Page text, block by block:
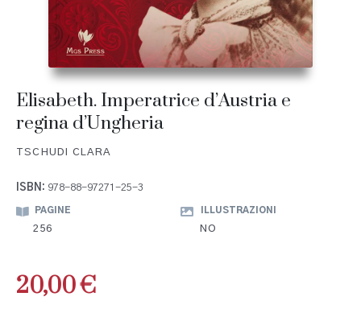
Elisabeth. Imperatrice d’Austria e
regina d’Ungheria
TSCHUDI CLARA
ISBN: 978-88-97271-25-3
PAGINE
256
ILLUSTRAZIONI
NO
20,00€